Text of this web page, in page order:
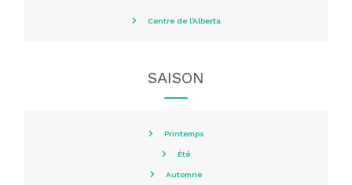
Centre de l'Alberta
SAISON
Printemps
Été
Automne